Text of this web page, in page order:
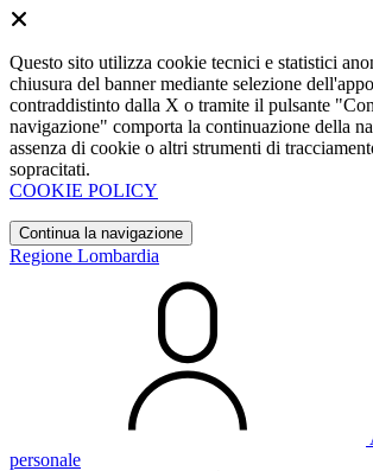
Questo sito utilizza cookie tecnici e statistici
chiusura del banner mediante selezione
contraddistinto dalla X o tramite il pulsante
navigazione" comporta la continuazione della
assenza di cookie o altri strumenti di
sopracitati.
COOKIE POLICY
Continua la navigazione
Regione Lombardia
personale